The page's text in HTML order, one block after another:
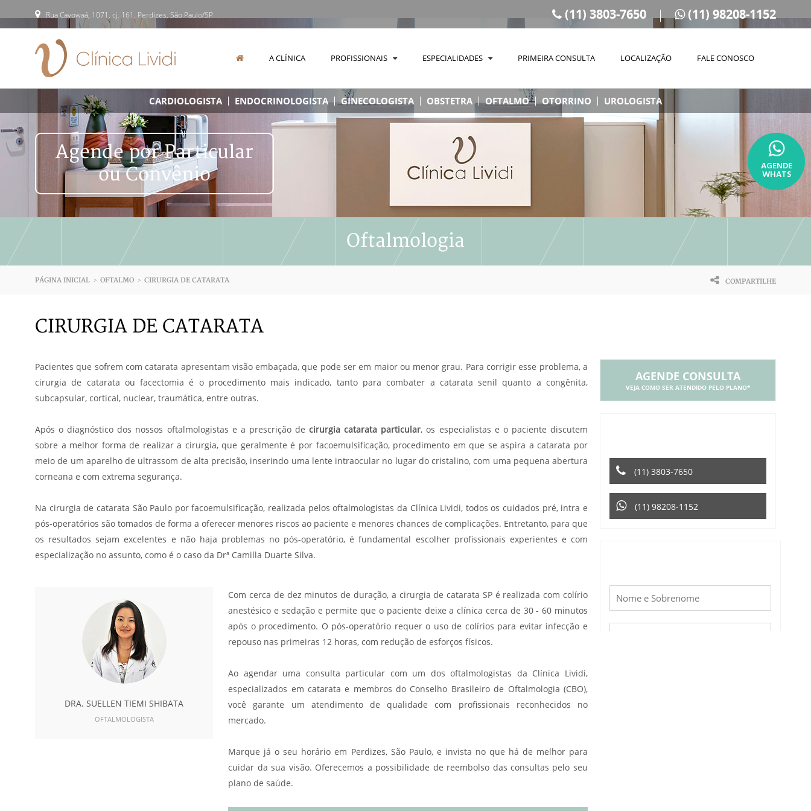
Agende por Particular
ou Convênio
Rua Cayowaá, 1071, cj. 161, Perdizes, São Paulo/SP (11) 3803-7650 (11) 98208-1152
A CLÍNICA PROFISSIONAIS ESPECIALIDADES PRIMEIRA CONSULTA LOCALIZAÇÃO FALE CONOSCO
CARDIOLOGISTA ENDOCRINOLOGISTA GINECOLOGISTA OBSTETRA OFTALMO OTORRINO UROLOGISTA
Oftalmologia
PÁGINA INICIAL > OFTALMO > CIRURGIA DE CATARATA COMPARTILHE
CIRURGIA DE CATARATA
Pacientes que sofrem com catarata apresentam visão embaçada, que pode ser em maior ou menor grau. Para corrigir esse problema, a
cirurgia de catarata ou facectomia é o procedimento mais indicado, tanto para combater a catarata senil quanto a congênita,
subcapsular, cortical, nuclear, traumática, entre outras.
Após o diagnóstico dos nossos oftalmologistas e a prescrição decirurgia catarata particular, os especialistas e o paciente discutem
sobre a melhor forma de realizar a cirurgia, que geralmente é por facoemulsificação, procedimento em que se aspira a catarata por
meio de um aparelho de ultrassom de alta precisão, inserindo uma lente intraocular no lugar do cristalino, com uma pequena abertura
corneana e com extrema segurança.
Na cirurgia de catarata São Paulo por facoemulsificação, realizada pelos oftalmologistas da Clínica Lividi, todos os cuidados pré, intra e
pós-operatórios são tomados de forma a oferecer menores riscos ao paciente e menores chances de complicações. Entretanto, para que
os resultados sejam excelentes e não haja problemas no pós-operatório, é fundamental escolher profissionais experientes e com
especialização no assunto, como é o caso da Drª Camilla Duarte Silva.
DRA. SUELLEN TIEMI SHIBATA
OFTALMOLOGISTA
Com cerca de dez minutos de duração, a cirurgia de catarata SP é realizada com colírio
anestésico e sedação e permite que o paciente deixe a clínica cerca de 30 - 60 minutos
após o procedimento. O pós-operatório requer o uso de colírios para evitar infecção e
repouso nas primeiras 12 horas, com redução de esforços físicos.
Ao agendar uma consulta particular com um dos oftalmologistas da Clínica Lividi,
especializados em catarata e membros do Conselho Brasileiro de Oftalmologia (CBO),
você garante um atendimento de qualidade com profissionais reconhecidos no
mercado.
Marque já o seu horário em Perdizes, São Paulo, e invista no que há de melhor para
cuidar da sua visão. Oferecemos a possibilidade de reembolso das consultas pelo seu
plano de saúde.
AGENDE CONSULTA
VEJA COMO SER ATENDIDO PELO PLANO*
(11) 3803-7650
(11) 98208-1152
AGENDE
WHATS